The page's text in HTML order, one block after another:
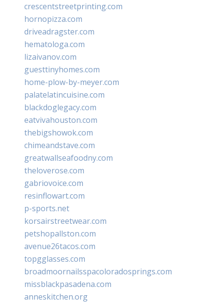
crescentstreetprinting.com
hornopizza.com
driveadragster.com
hematologa.com
lizaivanov.com
guesttinyhomes.com
home-plow-by-meyer.com
palatelatincuisine.com
blackdoglegacy.com
eatvivahouston.com
thebigshowok.com
chimeandstave.com
greatwallseafoodny.com
theloverose.com
gabriovoice.com
resinflowart.com
p-sports.net
korsairstreetwear.com
petshopallston.com
avenue26tacos.com
topgglasses.com
broadmoornailsspacoloradosprings.com
missblackpasadena.com
anneskitchen.org